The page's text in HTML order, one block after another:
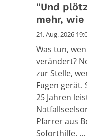
"Und
mehr,
21. Aug. 2026
Was tun,
verändert?
zur Stelle,
Fugen gerät.
25 Jahren
Pfarrer aus
Soforthilfe. ...